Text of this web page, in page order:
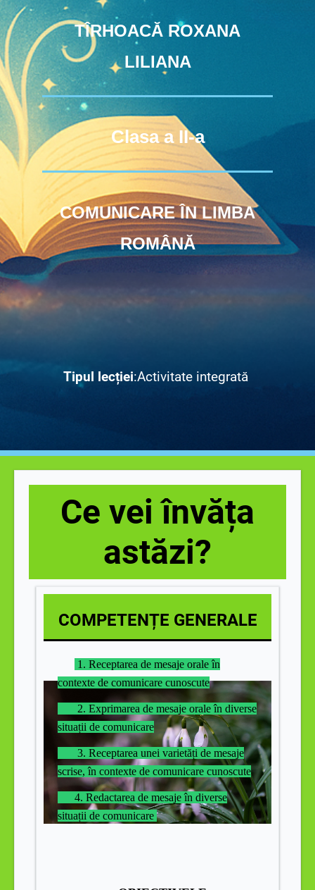
TÎRHOACĂ ROXANA
LILIANA
Clasa a II-a
COMUNICARE ÎN LIMBA
ROMÂNĂ
Tipul lecției:Activitate integrată
Ce vei învăța
astăzi?
COMPETENȚE GENERALE
1. Receptarea de mesaje orale în
contexte de comunicare cunoscute
2. Exprimarea de mesaje orale în diverse
situații de comunicare
3. Receptarea unei varietăți de mesaje
scrise, în contexte de comunicare cunoscute
4. Redactarea de mesaje în diverse
situații de comunicare